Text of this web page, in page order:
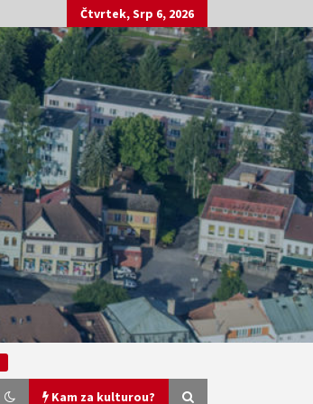
Čtvrtek, Srp 6, 2026
Kam za kulturou?